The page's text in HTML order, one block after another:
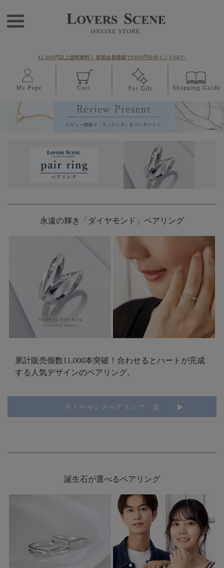
11,000円以上送料無料！ 新規会員登録で1000円分ポイントGET♪
永遠の輝き「ダイヤモンド」ペアリング
累計販売個数11,000本突破！合わせるとハートが完成
する人気デザインのペアリング。
誕生石が選べるペアリング